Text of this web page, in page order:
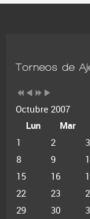
Torneos de
Octubre 2007
Lun
Mar
1
2 3
8
9
15
16
22
23
29
30